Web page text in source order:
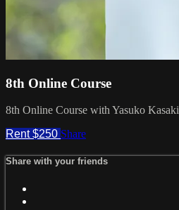
8th Online Course
8th Online Course with Yasuko Kasaki
Rent $250 Share
Share with your friends